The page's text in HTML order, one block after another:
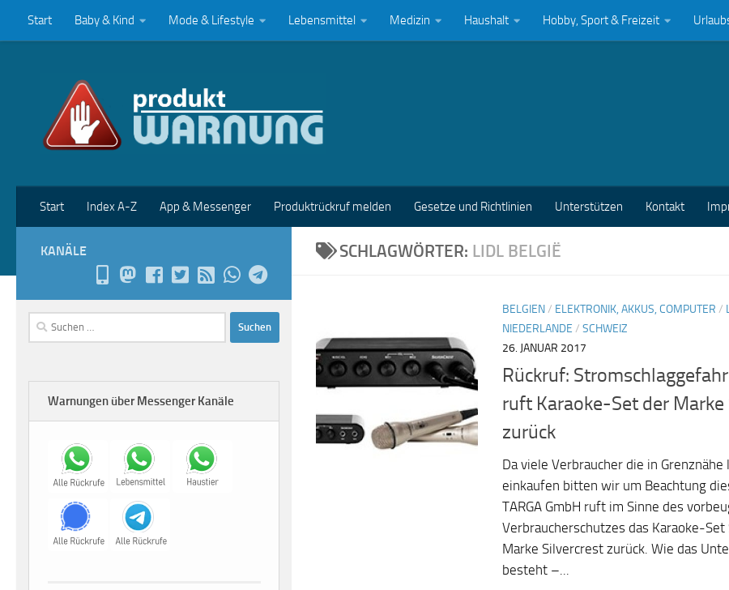
Zum Inhalt springen
Start Baby & Kind Mode & Lifestyle Lebensmittel Medizin Haushalt Hobby, Sport & Freizeit
Start Index A-Z App & Messenger Produktrückruf melden Gesetze und Richtlinien Unterstützen Kontakt
SCHLAGWÖRTER: LIDL BELGIË
BELGIEN/ ELEKTRONIK, AKKUS, COMPUTER /
NIEDERLANDE / SCHWEIZ
26. JANUAR 2017
Rückruf:
ruft Karaoke-Set der
zurück
Da viele Verbraucher die in
einkaufen bitten wir um Beachtung
TARGA GmbH ruft im Sinne des
Verbraucherschutzes das Karaoke-Set
Marke Silvercrest zurück. Wie das
besteht –...
KANÄLE
Suchen
nach:
Warnungen über Messenger Kanäle